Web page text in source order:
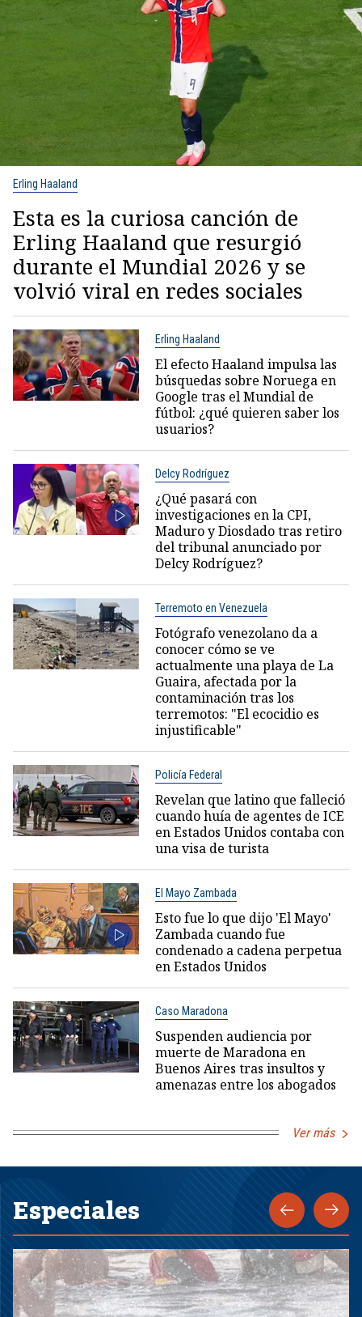
Erling Haaland
Esta es la curiosa canción de
Erling Haaland que resurgió
durante el Mundial 2026 y se
volvió viral en redes sociales
Erling Haaland
El efecto Haaland impulsa las
búsquedas sobre Noruega en
Google tras el Mundial de
fútbol: ¿qué quieren saber los
usuarios?
Delcy Rodríguez
¿Qué pasará con
investigaciones en la CPI,
Maduro y Diosdado tras retiro
del tribunal anunciado por
Delcy Rodríguez?
Terremoto en Venezuela
Fotógrafo venezolano da a
conocer cómo se ve
actualmente una playa de La
Guaira, afectada por la
contaminación tras los
terremotos: "El ecocidio es
injustificable"
Policía Federal
Revelan que latino que falleció
cuando huía de agentes de ICE
en Estados Unidos contaba con
una visa de turista
El Mayo Zambada
Esto fue lo que dijo 'El Mayo'
Zambada cuando fue
condenado a cadena perpetua
en Estados Unidos
Caso Maradona
Suspenden audiencia por
muerte de Maradona en
Buenos Aires tras insultos y
amenazas entre los abogados
Ver más
Especiales